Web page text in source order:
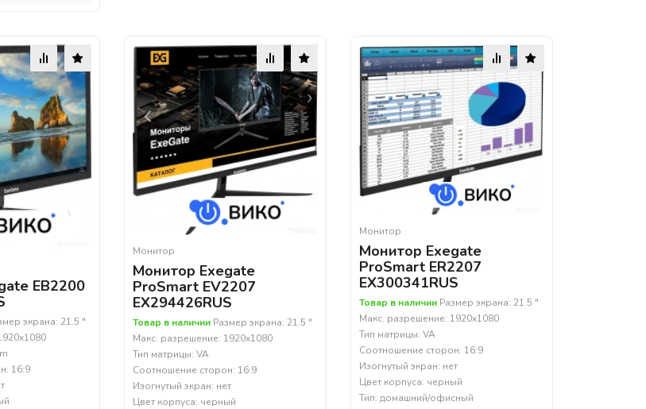
EB2200
экрана: 21.5 "
16:9
Монитор
Монитор Exegate
ProSmart EV2207
EX294426RUS
Товар в наличииРазмер экрана: 21.5 "
Макс. разрешение: 1920x1080
Тип матрицы: VA
Соотношение сторон: 16:9
Изогнутый экран: нет
Цвет корпуса: черный
Монитор
Монитор Exegate
ProSmart ER2207
EX300341RUS
Товар в наличииРазмер экрана: 21.5 "
Макс. разрешение: 1920x1080
Тип матрицы: VA
Соотношение сторон: 16:9
Изогнутый экран: нет
Цвет корпуса: черный
Тип: домашний/офисный